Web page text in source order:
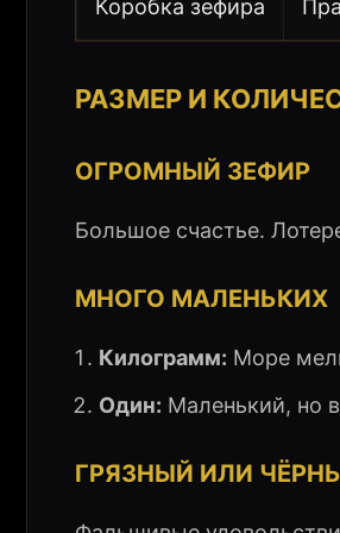
Коробка зефира
РАЗМЕР И
ОГРОМНЫЙ ЗЕФИР
Большое счастье.
МНОГО МАЛЕНЬКИХ
Килограмм: Море
Один: Маленький, но
ГРЯЗНЫЙ ИЛИ